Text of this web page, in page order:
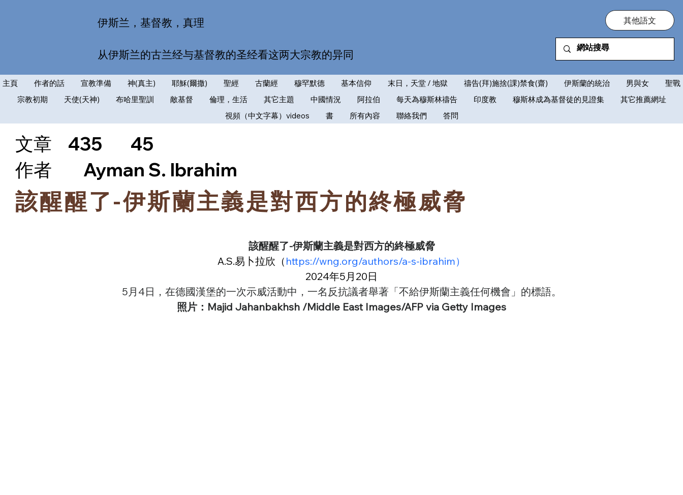
伊斯兰，基督教，真理
从伊斯兰的古兰经与基督教的圣经看这两大宗教的异同
其他語文
主頁 作者的話 宣教準備 神(真主) 耶穌(爾撒) 聖經 古蘭經 穆罕默德 基本信仰 末日，天堂 / 地獄 禱告(拜)施捨(課)禁食(齋) 伊斯蘭的統治 男與女
聖戰
宗教初期
天使(天神) 布哈里聖訓 敵基督 倫理，生活 其它主題 中國情況 阿拉伯 每天為穆斯林禱告 印度教 穆斯林成為基督徒的見證集
其它推薦網址
視頻（中文字幕）videos
書 所有內容 聯絡我們 答問
文章 435
45
​作者
Ayman S. Ibrahim
該醒醒了-伊斯蘭主義是對西方的終極威脅
該醒醒了-伊斯蘭主義是對西方的終極威脅
A.S.易卜拉欣（ https://wng.org/authors/a-s-ibrahim）
2024年5月20日
5月4日，在德國漢堡的一次示威活動中，一名反抗議者舉著「不給伊斯蘭主義任何機會」的標語。
照片：Majid Jahanbakhsh /Middle East Images/AFP via Getty Images